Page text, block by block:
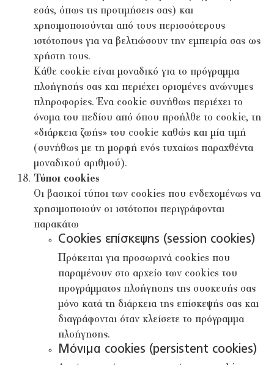
εσάς, όπως τις προτιμήσεις σας) και
χρησιμοποιούνται από τους περισσότερους
ιστότοπους για να βελτιώσουν την εμπειρία σας ως
χρήστη τους.
Κάθε cookie είναι μοναδικό για το πρόγραμμα
πλοήγησής σας και περιέχει ορισμένες ανώνυμες
πληροφορίες. Ένα cookie συνήθως περιέχει το
όνομα του πεδίου από όπου προήλθε το cookie, τη
«διάρκεια ζωής» του cookie καθώς και μία τιμή
(συνήθως με τη μορφή ενός τυχαίως παραχθέντα
μοναδικού αριθμού).
Τύποι cookies
Οι βασικοί τύποι των cookies που ενδεχομένως να
χρησιμοποιούν οι ιστότοποι περιγράφονται
παρακάτω
Cookies επίσκεψης (session cookies)
Πρόκειται για προσωρινά cookies που
παραμένουν στο αρχείο των cookies του
προγράμματος πλοήγησης της συσκευής σας
μόνο κατά τη διάρκεια της επίσκεψής σας και
διαγράφονται όταν κλείσετε το πρόγραμμα
πλοήγησης.
Μόνιμα cookies (persistent cookies)